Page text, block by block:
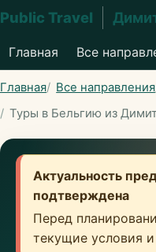
Public Travel
Главная Все
Главная Все направления
Туры в Бельгию из
Актуальность
подтверждена
Перед
текущие условия